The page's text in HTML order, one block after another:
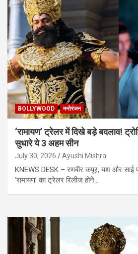
BOLLYWOOD मनोरंजन
‘रामायण’ ट्रेलर में दिखे बड़े बदलाव!
सुधारे ये 3 अहम सीन
July 30, 2026 Ayushi Mishra
KNEWS DESK – रणबीर कपूर, यश और साई
‘रामायण’ का ट्रेलर रिलीज होने…